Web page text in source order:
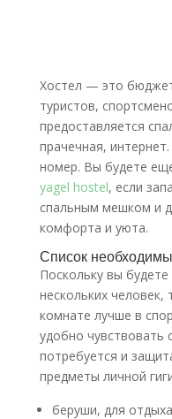
Хостел — это
туристов,
предоставляется
прачечная,
номер. Вы будете
yagel hostel, если
спальным мешком и
комфорта и уюта.
Список
Поскольку вы
нескольких человек,
комнате лучше в
удобно
потребуется и
предметы личной
беруши, для